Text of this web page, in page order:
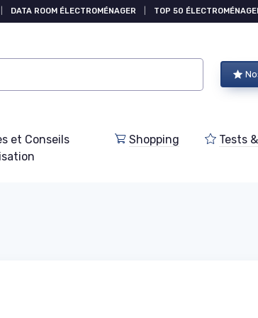
DATA ROOM ÉLECTROMÉNAGER TOP 50
et Conseils
Shopping Tests